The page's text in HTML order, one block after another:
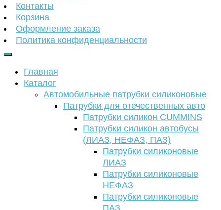
Контакты
Корзина
Оформление заказа
Политика конфиденциальности
Главная
Каталог
Автомобильные патрубки силиконовые
Патрубки для отечественных авто
Патрубки силикон CUMMINS
Патрубки силикон автобусы
(ЛИАЗ, НЕФАЗ, ПАЗ)
Патрубки силиконовые
ЛИАЗ
Патрубки силиконовые
НЕФАЗ
Патрубки силиконовые
ПАЗ